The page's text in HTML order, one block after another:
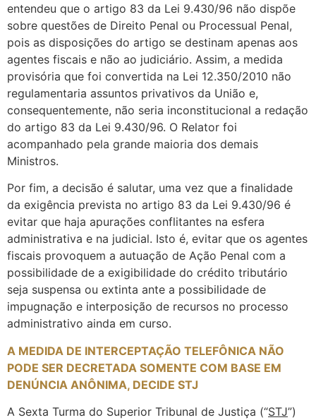
entendeu que o artigo 83 da Lei 9.430/96 não dispõe
sobre questões de Direito Penal ou Processual Penal,
pois as disposições do artigo se destinam apenas aos
agentes fiscais e não ao judiciário. Assim, a medida
provisória que foi convertida na Lei 12.350/2010 não
regulamentaria assuntos privativos da União e,
consequentemente, não seria inconstitucional a redação
do artigo 83 da Lei 9.430/96. O Relator foi
acompanhado pela grande maioria dos demais
Ministros.
Por fim, a decisão é salutar, uma vez que a finalidade
da exigência prevista no artigo 83 da Lei 9.430/96 é
evitar que haja apurações conflitantes na esfera
administrativa e na judicial. Isto é, evitar que os agentes
fiscais provoquem a autuação de Ação Penal com a
possibilidade de a exigibilidade do crédito tributário
seja suspensa ou extinta ante a possibilidade de
impugnação e interposição de recursos no processo
administrativo ainda em curso.
A MEDIDA DE INTERCEPTAÇÃO TELEFÔNICA NÃO
PODE SER DECRETADA SOMENTE COM BASE EM
DENÚNCIA ANÔNIMA, DECIDE STJ
A Sexta Turma do Superior Tribunal de Justiça (“STJ”)